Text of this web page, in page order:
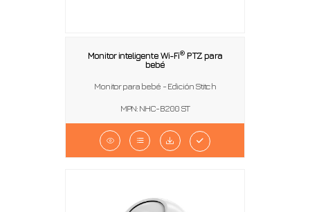
Monitor inteligente Wi-Fi® PTZ para
bebé
Monitor para bebé - Edición Stitch
MPN: NHC-B200 ST